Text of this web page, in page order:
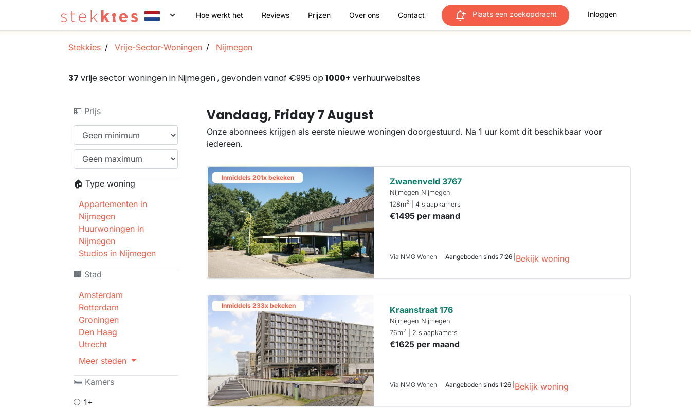
Hoe werkt het Reviews Prijzen Over ons Contact Plaats een zoekopdracht Inloggen
Stekkies Vrije-Sector-Woningen Nijmegen
37 vrije sector woningen in Nijmegen , gevonden vanaf €995 op1000+ verhuurwebsites
💵 Prijs
🏠 Type woning
Appartementen in
Nijmegen
Huurwoningen in
Nijmegen
Studios in Nijmegen
🏢 Stad
Amsterdam
Rotterdam
Groningen
Den Haag
Utrecht
Meer steden
🛏 Kamers
1+
Vandaag, Friday 7 August
Onze abonnees krijgen als eerste nieuwe woningen doorgestuurd. Na 1 uur komt dit beschikbaar voor
iedereen.
Inmiddels 201x bekeken Zwanenveld 3767
Nijmegen Nijmegen
128m2 | 4 slaapkamers
€1495 per maand
Via NMG Wonen Aangeboden sinds 7:26 | Bekijk woning
Inmiddels 233x bekeken Kraanstraat 176
Nijmegen Nijmegen
76m2 | 2 slaapkamers
€1625 per maand
Via NMG Wonen Aangeboden sinds 1:26 | Bekijk woning